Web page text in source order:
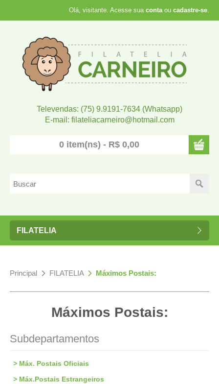
Olá, visitante. Acesse sua contaou cadastre-se.
Televendas: (75) 9.9191-7634 (Whatsapp)
E-mail: filateliacarneiro@hotmail.com
0 item(ns) - R$ 0,00
FILATELIA
Principal » FILATELIA» Máximos Postais:
Máximos Postais:
Subdepartamentos
> Máx. Postais Oficiais
> Máx.Postais Estrangeiros